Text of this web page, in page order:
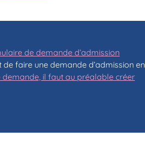
de demande d’admission
de faire une demande d’admission en
demande, il faut au préalable créer